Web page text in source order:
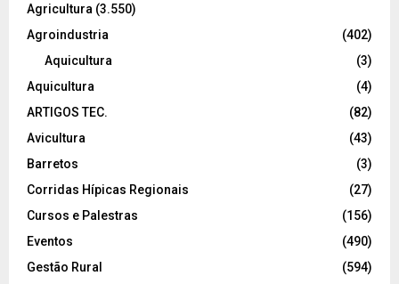
Agricultura (3.550)
Agroindustria
(402)
Aquicultura
(3)
Aquicultura
(4)
ARTIGOS TEC.
(82)
Avicultura
(43)
Barretos
(3)
Corridas Hípicas Regionais
(27)
Cursos e Palestras
(156)
Eventos
(490)
Gestão Rural
(594)